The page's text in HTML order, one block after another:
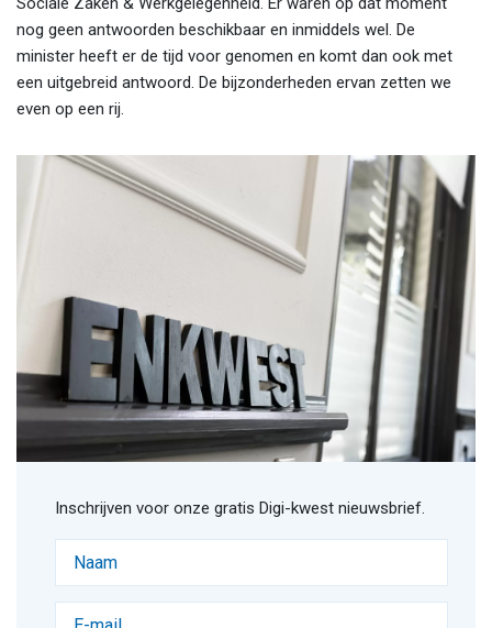
nog geen antwoorden beschikbaar en inmiddels wel. De
minister heeft er de tijd voor genomen en komt dan ook met
een uitgebreid antwoord. De bijzonderheden ervan zetten we
even op een rij.
Inschrijven voor onze gratis Digi-kwest nieuwsbrief.